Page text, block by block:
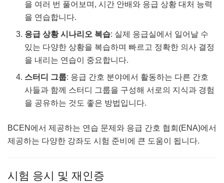
을 여러 번 풀어보며, 시간 안배와 응급 상황 대처 능력
을 연습합니다.
응급 상황 시나리오 복습: 실제 응급실에서 일어날 수
있는 다양한 상황을 복습하며 빠르고 정확한 의사 결정
을 내리는 연습이 중요합니다.
스터디 그룹: 응급 간호 분야에서 활동하는 다른 간호
사들과 함께 스터디 그룹을 구성해 서로의 지식과 경험
을 공유하는 것도 좋은 방법입니다.
BCEN에서 제공하는 연습 문제와 응급 간호 협회(ENA)에서
제공하는 다양한 강좌도 시험 준비에 큰 도움이 됩니다.
시험 응시 및 재인증